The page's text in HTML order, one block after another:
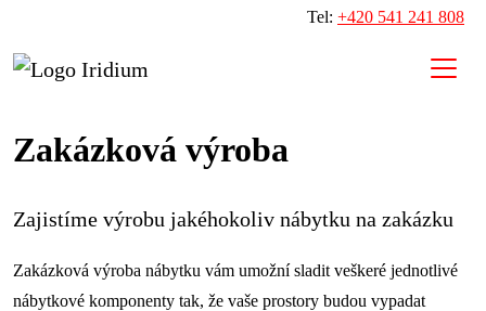
Tel: +420 541 241 808
Zakázková výroba
Zajistíme výrobu jakéhokoliv nábytku na zakázku
Zakázková výroba nábytku vám umožní sladit veškeré jednotlivé
nábytkové komponenty tak, že vaše prostory budou vypadat